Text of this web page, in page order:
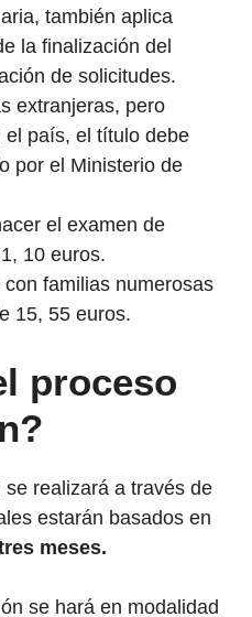
también aplica
la finalización del
de solicitudes.
extranjeras, pero
el país, el título debe
por el Ministerio de
el examen de
10 euros.
familias numerosas
15, 55 euros.
proceso
realizará a través de
estarán basados en
meses.
se hará en modalidad